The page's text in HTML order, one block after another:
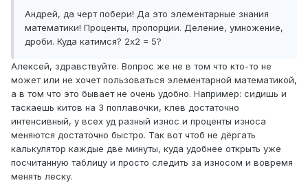
Андрей, да черт побери! Да это элементарные знания
математики! Проценты, пропорции. Деление, умножение,
дроби. Куда катимся? 2х2 = 5?
Алексей, здравствуйте. Вопрос же не в том что кто-то не
может или не хочет пользоваться элементарной математикой,
а в том что это бывает не очень удобно. Например: сидишь и
таскаешь китов на 3 поплавочки, клев достаточно
интенсивный, у всех уд разный износ и проценты износа
меняются достаточно быстро. Так вот чтоб не дёргать
калькулятор каждые две минуты, куда удобнее открыть уже
посчитанную таблицу и просто следить за износом и вовремя
менять леску.